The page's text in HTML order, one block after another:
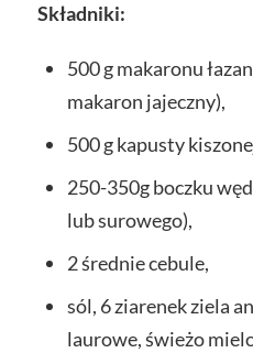
Składniki:
500 g makaronu
makaron jajeczny),
500 g kapusty
250-350g boczku
lub surowego),
2 średnie cebule,
sól, 6 ziarenek ziela
laurowe, świeżo